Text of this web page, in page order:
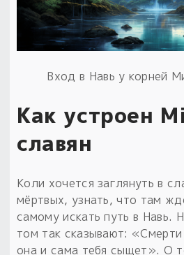
Вход в Навь у корней
Как устроен
славян
Коли хочется заглянуть в
мёртвых, узнать, что там
самому искать путь в Навь.
том так сказывают:
она и сама тебя сыщет». О